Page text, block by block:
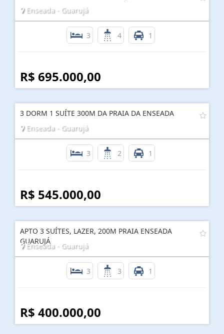
Enseada - Guarujá
3 4 1
R$ 695.000,00
3 DORM 1 SUÍTE 300M DA PRAIA DA ENSEADA
Enseada - Guarujá
3 2 1
R$ 545.000,00
APTO 3 SUÍTES, LAZER, 200M PRAIA ENSEADA
GUARUJÁ
Enseada - Guarujá
3 3 1
R$ 400.000,00